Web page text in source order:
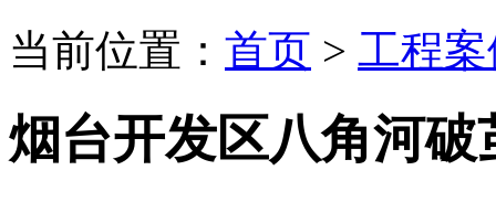
当前位置： 首页 > 工程
烟台开发区八角河破